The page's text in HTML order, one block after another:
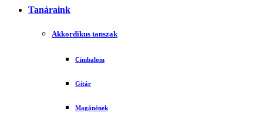
Tanáraink
Akkordikus tanszak
Cimbalom
Gitár
Magánének